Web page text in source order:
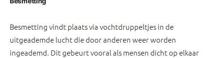
Besmetting vindt plaats via vochtdruppeltjes in de
uitgeademde lucht die door anderen weer worden
ingeademd. Dit gebeurt vooral als mensen dicht op elkaar